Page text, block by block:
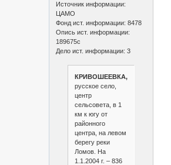
Источник информации:
ЦАМО
Фонд ист. информации: 8478
Опись ист. информации:
189675с
Дело ист. информации: 3
КРИВОШЕЕВКА,
русское село,
центр
сельсовета, в 1
км к югу от
районного
центра, на левом
берегу реки
Ломов. На
1.1.2004 г. – 836